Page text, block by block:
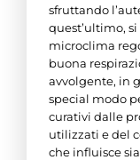
sfruttando
quest’ultimo,
microclima
buona
avvolgente, in
special modo
curativi dalle
utilizzati e del
che influisce